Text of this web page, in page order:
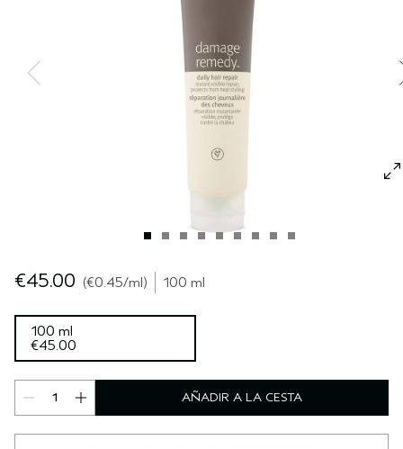
SÉRUM PARA EL CABELLO
CUERO CABELLUDO SENSIBLE
TODAS LAS COLECCIONES
€45.00 €0.45/ml 100 ml
100 ml
€45.00
AÑADIR A LA CESTA